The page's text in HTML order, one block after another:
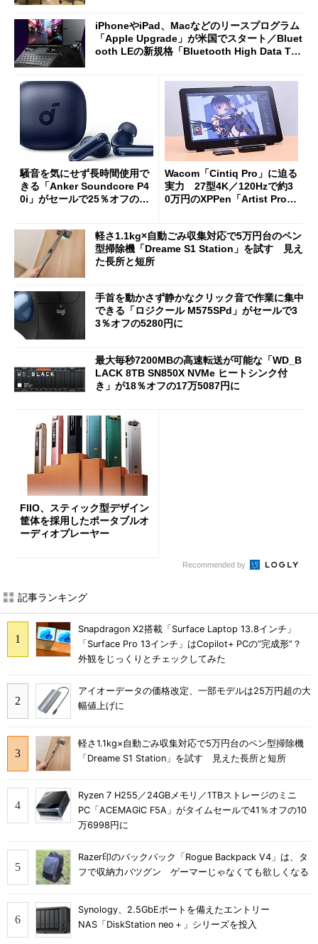
iPhoneやiPad、Macなどのリースプログラム
「Apple Upgrade」が米国でスタート／Bluet
ooth LEの新規格「Bluetooth High Data Thr
騒音を気にせず長時間使用で
きる「Anker Soundcore P4
0i」がセールで25％オフの59
Wacom「Cintiq Pro」に迫る
実力 27型4K／120Hzで約3
0万円のXPPen「Artist Pro 2
軽さ1.1kg×自動ごみ収集対応で5万円台のペン
型掃除機「Dreame S1 Station」を試す 見え
た長所と短所
手首を動かさず静かなクリック音で作業に集中
できる「ロジクール M575SPd」がセールで3
3％オフの5280円に
最大毎秒7200MBの高速転送が可能な「WD_B
LACK 8TB SN850X NVMe ヒートシンク付
き」が18％オフの17万5087円に
FIIO、スティック型デザイン
筐体を採用したポータブルオ
ーディオプレーヤー
Recommended by
記事ランキング
Snapdragon X2搭載「Surface Laptop 13.8インチ」
「Surface Pro 13インチ」はCopilot+ PCの“完成形”？
外観をじっくりとチェックしてみた
アイオーデータの価格改定、一部モデルは25万円超の大
幅値上げに
軽さ1.1kg×自動ごみ収集対応で5万円台のペン型掃除機
「Dreame S1 Station」を試す 見えた長所と短所
Ryzen 7 H255／24GBメモリ／1TBストレージのミニ
PC「ACEMAGIC F5A」がタイムセールで41％オフの10
万6998円に
Razer印のバックパック「Rogue Backpack V4」は、タ
フで収納力バツグン ゲーマーじゃなくても欲しくなる
Synology、2.5GbEポートを備えたエントリー
NAS「DiskStation neo＋」シリーズを投入